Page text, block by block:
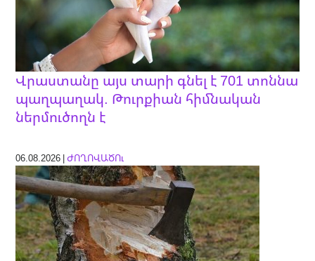
Վրաստանը այս տարի գնել է 701 տոննա
պաղպաղակ. Թուրքիան հիմնական
ներմուծողն է
06.08.2026 |ԺՈՂՈՎԱԾՈւ